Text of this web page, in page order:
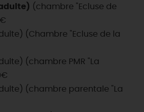
(chambre "Ecluse de
(Chambre "Ecluse de la
(chambre PMR "La
(chambre parentale "La